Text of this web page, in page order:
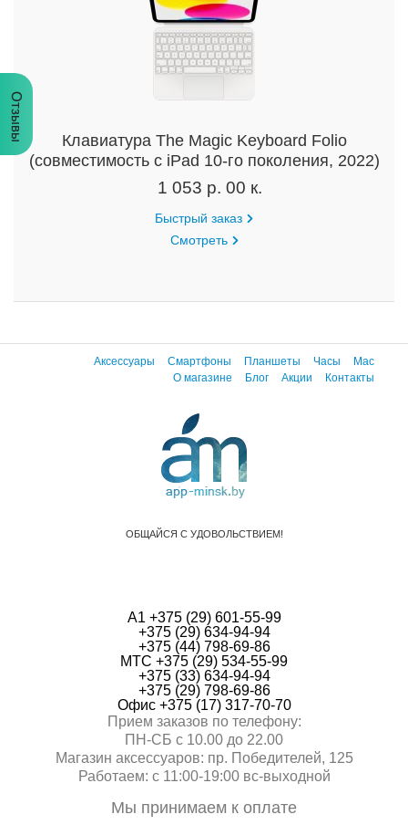
Клавиатура The Magic Keyboard Folio
(совместимость с iPad 10-го поколения, 2022)
1 053 р. 00 к.
Быстрый заказ
Смотреть
Отзывы
Аксессуары Смартфоны Планшеты Часы
Mac
О магазине
Блог Акции Контакты
ОБЩАЙСЯ С УДОВОЛЬСТВИЕМ!
А1 +375 (29) 601-55-99
+375 (29) 634-94-94
+375 (44) 798-69-86
МТС +375 (29) 534-55-99
+375 (33) 634-94-94
+375 (29) 798-69-86
Офис +375 (17) 317-70-70
Прием заказов по телефону:
ПН-СБ с 10.00 до 22.00
Магазин аксессуаров: пр. Победителей, 125
Работаем: с 11:00-19:00 вc-выходной
Мы принимаем к оплате